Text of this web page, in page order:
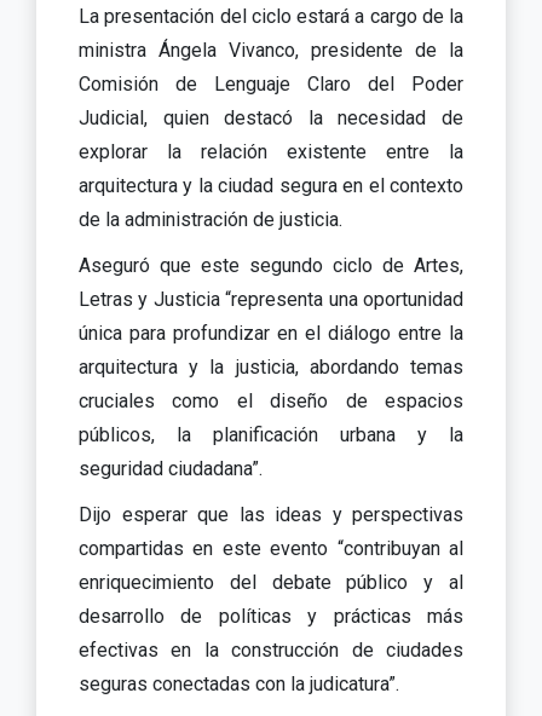
La presentación del ciclo estará a cargo de la
ministra Ángela Vivanco, presidente de la
Comisión de Lenguaje Claro del Poder
Judicial, quien destacó la necesidad de
explorar la relación existente entre la
arquitectura y la ciudad segura en el contexto
de la administración de justicia.
Aseguró que este segundo ciclo de Artes,
Letras y Justicia “representa una oportunidad
única para profundizar en el diálogo entre la
arquitectura y la justicia, abordando temas
cruciales como el diseño de espacios
públicos, la planificación urbana y la
seguridad ciudadana”.
Dijo esperar que las ideas y perspectivas
compartidas en este evento “contribuyan al
enriquecimiento del debate público y al
desarrollo de políticas y prácticas más
efectivas en la construcción de ciudades
seguras conectadas con la judicatura”.